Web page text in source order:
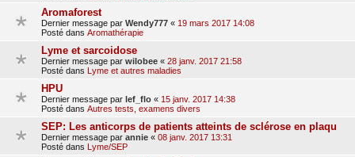
Aromaforest
Dernier message par Wendy777 « 19 mars 2017 14:08
Posté dans Aromathérapie
Lyme et sarcoidose
Dernier message par wilobee « 28 janv. 2017 21:58
Posté dans Lyme et autres maladies
HPU
Dernier message par lef_flo « 15 janv. 2017 14:38
Posté dans Autres tests, examens divers
SEP: Les anticorps de patients atteints de sclérose en plaqu
Dernier message par annie « 08 janv. 2017 13:31
Posté dans Lyme/SEP